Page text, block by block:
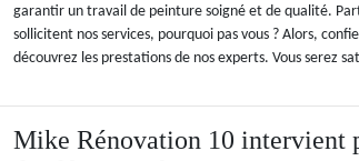
garantir un travail de peinture soigné et de qualité.
sollicitent nos services, pourquoi pas vous ? Alors,
découvrez les prestations de nos experts. Vous serez
Mike Rénovation 10 intervient